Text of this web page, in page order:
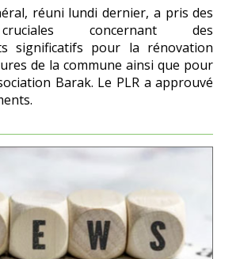
réuni lundi dernier, a pris des
concernant des
significatifs pour la rénovation
de la commune ainsi que pour
Barak. Le PLR a approuvé